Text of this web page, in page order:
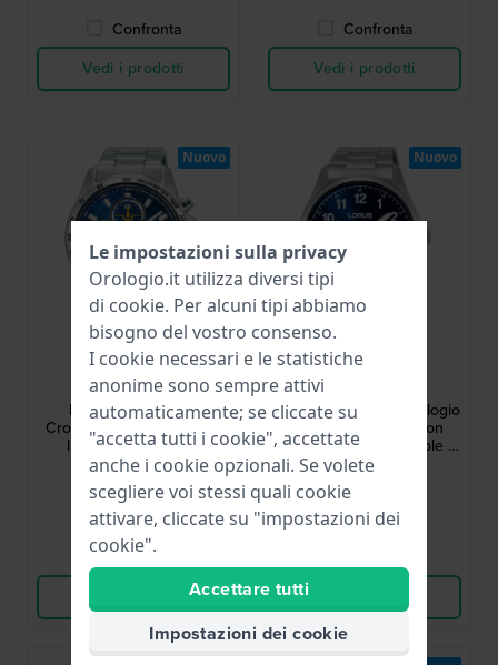
Confronta
Vedi i prodotti
Confronta
Vedi i prodotti
Lorus
RM307KX9
RM307KX9 43 mm
Cronografo moderno con
lunetta tachimetrica
129,00 €
● Disponibile
Confronta
Nuovo
Lorus
RH973SX9 42 mm Orologio
da uomo al quarzo con
quadrante a raggi di sole e
datario
75,00 €
● Disponibile
Nuovo
Le impostazioni sulla privacy
Orologio.it utilizza diversi tipi
di cookie. Per alcuni tipi abbiamo
bisogno del vostro consenso.
I cookie necessari e le statistiche
anonime sono sempre attivi
automaticamente; se cliccate su
"accetta tutti i cookie", accettate
anche i cookie opzionali. Se volete
scegliere voi stessi quali cookie
attivare, cliccate su "impostazioni dei
cookie".
Accettare tutti
Impostazioni dei cookie